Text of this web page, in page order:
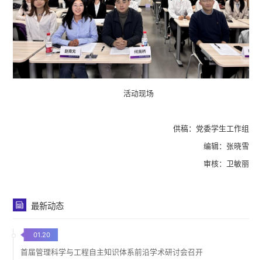
活动现场
供稿：党委学生工作组
编辑：张晓雪
审核：卫敏丽
最新动态
01.20
首届管理科学与工程自主知识体系前沿学术研讨会召开